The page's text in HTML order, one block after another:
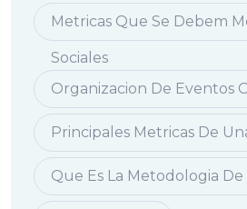
Metricas Que Se Debem
Sociales
Organizacion De Eventos
Principales Metricas De
Que Es La Metodologia